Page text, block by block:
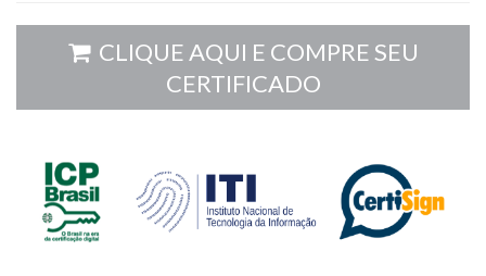
CLIQUE AQUI E COMPRE SEU
CERTIFICADO